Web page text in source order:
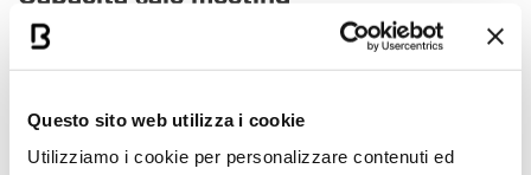
Questo sito web utilizza i cookie
Utilizziamo i cookie per personalizzare contenuti ed
SALA RIUNIONI SQM ALTEZZA IN M TEATRO
SALA DEL
PAPA